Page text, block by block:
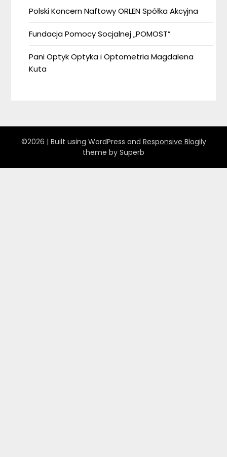
Polski Koncern Naftowy ORLEN Spółka Akcyjna
Fundacja Pomocy Socjalnej „POMOST”
Pani Optyk Optyka i Optometria Magdalena
Kuta
©2026 | Built using WordPress and Responsive Blogily
theme by Superb